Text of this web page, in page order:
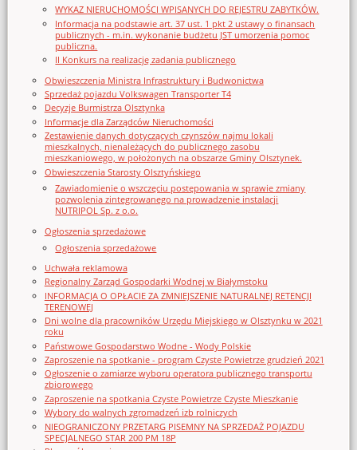
WYKAZ NIERUCHOMOŚCI WPISANYCH DO REJESTRU ZABYTKÓW.
Informacja na podstawie art. 37 ust. 1 pkt 2 ustawy o finansach
publicznych - m.in. wykonanie budżetu JST umorzenia pomoc
publiczna.
II Konkurs na realizację zadania publicznego
Obwieszczenia Ministra Infrastruktury i Budwonictwa
Sprzedaż pojazdu Volkswagen Transporter T4
Decyzje Burmistrza Olsztynka
Informacje dla Zarządców Nieruchomości
Zestawienie danych dotyczących czynszów najmu lokali
mieszkalnych, nienależących do publicznego zasobu
mieszkaniowego, w położonych na obszarze Gminy Olsztynek.
Obwieszczenia Starosty Olsztyńskiego
Zawiadomienie o wszczęciu postępowania w sprawie zmiany
pozwolenia zintegrowanego na prowadzenie instalacji
NUTRIPOL Sp. z o.o.
Ogłoszenia sprzedażowe
Ogłoszenia sprzedażowe
Uchwała reklamowa
Regionalny Zarząd Gospodarki Wodnej w Białymstoku
INFORMACJA O OPŁACIE ZA ZMNIEJSZENIE NATURALNEJ RETENCJI
TERENOWEJ
Dni wolne dla pracowników Urzędu Miejskiego w Olsztynku w 2021
roku
Państwowe Gospodarstwo Wodne - Wody Polskie
Zaproszenie na spotkanie - program Czyste Powietrze grudzień 2021
Ogłoszenie o zamiarze wyboru operatora publicznego transportu
zbiorowego
Zaproszenie na spotkania Czyste Powietrze Czyste Mieszkanie
Wybory do walnych zgromadzeń izb rolniczych
NIEOGRANICZONY PRZETARG PISEMNY NA SPRZEDAŻ POJAZDU
SPECJALNEGO STAR 200 PM 18P